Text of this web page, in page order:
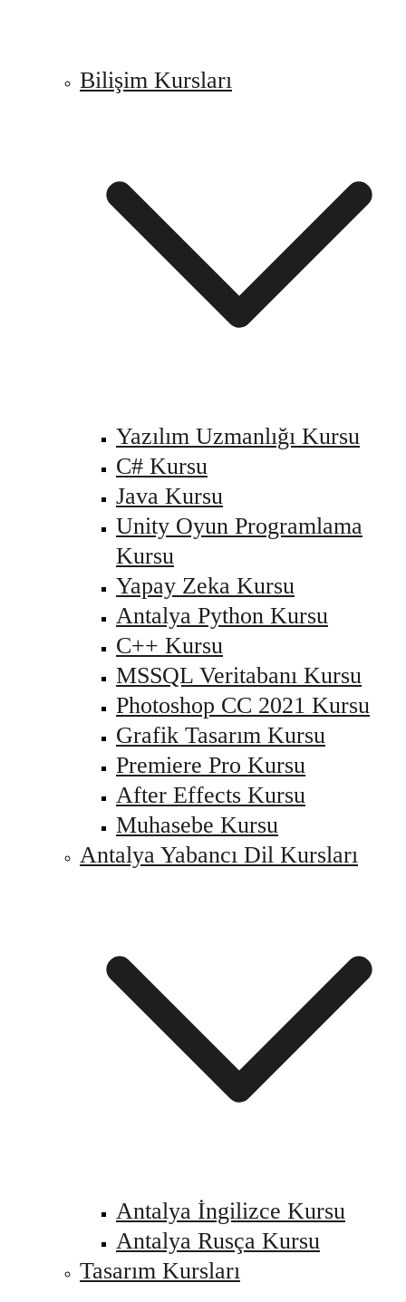
Bilişim Kursları
Yazılım Uzmanlığı Kursu
C# Kursu
Java Kursu
Unity Oyun Programlama
Kursu
Yapay Zeka Kursu
Antalya Python Kursu
C++ Kursu
MSSQL Veritabanı Kursu
Photoshop CC 2021 Kursu
Grafik Tasarım Kursu
Premiere Pro Kursu
After Effects Kursu
Muhasebe Kursu
Antalya Yabancı Dil Kursları
Antalya İngilizce Kursu
Antalya Rusça Kursu
Tasarım Kursları